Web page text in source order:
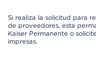
Si realiza la solicitud para
de proveedores, esta
Kaiser Permanente o
impresas.